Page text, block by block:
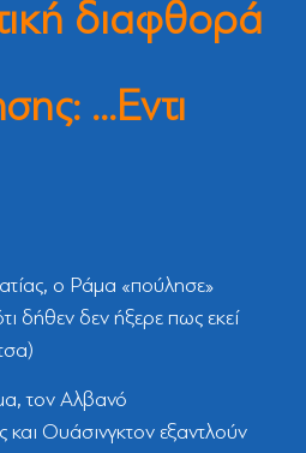
διαφθορά
…Εντι
ο Ράμα «πούλησε»
δήθεν δεν ήξερε πως εκεί
τον Αλβανό
Ουάσινγκτον εξαντλούν